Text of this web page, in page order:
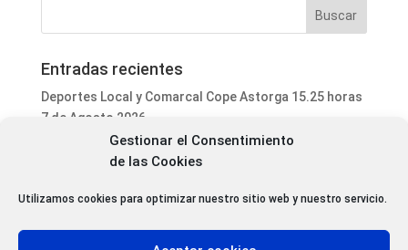
Gestionar el Consentimiento
de las Cookies
Utilizamos cookies para optimizar nuestro sitio web y nuestro servicio.
Entradas recientes
Deportes Local y Comarcal Cope Astorga 15.25 horas
7 de Agosto 2026
Informativo Mediodía Cope Astorga 14.20 horas 7 de
Agosto 2026
San Justo de la Vega acoge este fin de semana un